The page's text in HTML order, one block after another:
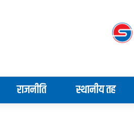
राजनीति स्थानीय तह